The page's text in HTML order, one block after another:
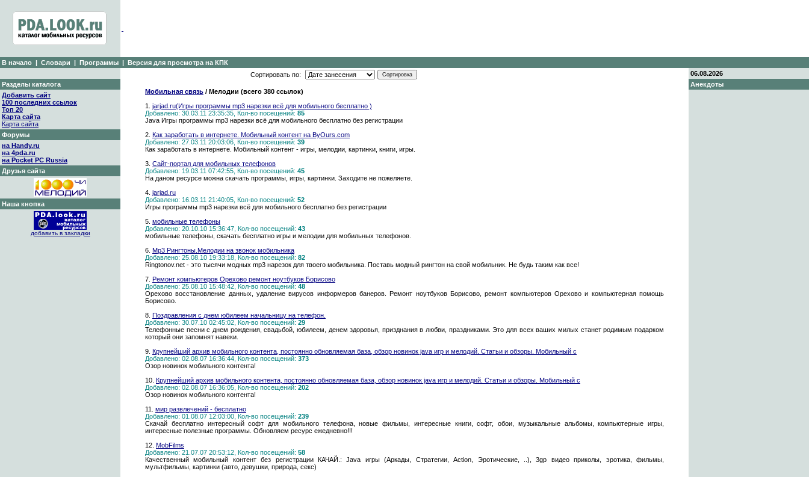
В начало | Словари | Программы | Версия для просмотра на КПК
Разделы каталога
Добавить сайт
100 последних ссылок
Топ 20
Карта сайта
Карта сайта
Форумы
на Handy.ru
на 4pda.ru
на Pocket PC Russia
Друзья сайта
Наша кнопка
добавить в закладки
Сортировать по:
Мобильная связь / Мелодии (всего 380 ссылок)
1. jarjad.ru(Игры программы mp3 нарезки всё для мобильного бесплатно )
Добавлено: 30.03.11 23:35:35, Кол-во посещений: 85
Java Игры программы mp3 нарезки всё для мобильного бесплатно без регистрации
2. Как заработать в интернете. Мобильный контент на ByOurs.com
Добавлено: 27.03.11 20:03:06, Кол-во посещений: 39
Как заработать в интернете. Мобильный контент - игры, мелодии, картинки, книги, игры.
3. Сайт-портал для мобильных телефонов
Добавлено: 19.03.11 07:42:55, Кол-во посещений: 45
На даном ресурсе можна скачать программы, игры, картинки. Заходите не пожеляете.
4. jarjad.ru
Добавлено: 16.03.11 21:40:05, Кол-во посещений: 52
Игры программы mp3 нарезки всё для мобильного бесплатно без регистрации
5. мобильные телефоны
Добавлено: 20.10.10 15:36:47, Кол-во посещений: 43
мобильные телефоны, скачать бесплатно игры и мелодии для мобильных телефонов.
6. Mp3 Рингтоны.Мелодии на звонок мобильника
Добавлено: 25.08.10 19:33:18, Кол-во посещений: 82
Ringtonov.net - это тысячи модных mp3 нарезок для твоего мобильника. Поставь модный рингтон на свой мобильник. Не будь таким как все!
7. Ремонт компьютеров Орехово ремонт ноутбуков Борисово
Добавлено: 25.08.10 15:48:42, Кол-во посещений: 48
Орехово восстановление данных, удаление вирусов информеров банеров. Ремонт ноутбуков Борисово, ремонт компьютеров Орехово и компьютерная помощь
Борисово.
8. Поздравления с днем юбилеем начальницу на телефон.
Добавлено: 30.07.10 02:45:02, Кол-во посещений: 29
Телефонные песни с днем рождения, свадьбой, юбилеем, денем здоровья, призднания в любви, праздниками. Это для всех ваших милых станет родимым подарком
который они запомнят навеки.
9. Крупнейший архив мобильного контента, постоянно обновляемая база, обзор новинок java игр и мелодий. Статьи и обзоры. Мобильный с
Добавлено: 02.08.07 16:36:44, Кол-во посещений: 373
Озор новинок мобильного контента!
10. Крупнейший архив мобильного контента, постоянно обновляемая база, обзор новинок java игр и мелодий. Статьи и обзоры. Мобильный с
Добавлено: 02.08.07 16:36:05, Кол-во посещений: 202
Озор новинок мобильного контента!
11. мир развлечений - бесплатно
Добавлено: 01.08.07 12:03:00, Кол-во посещений: 239
Скачай бесплатно интересный софт для мобильного телефона, новые фильмы, интересные книги, софт, обои, музыкальные альбомы, компьютерные игры,
интересные полезные программы. Обновляем ресурс ежедневно!!!
12. MobFilms
Добавлено: 21.07.07 20:53:12, Кол-во посещений: 58
Качественный мобильный контент без регистрации КАЧАЙ.: Java игры (Аркады, Стратегии, Action, Эротические, ..), 3gp видео приколы, эротика, фильмы,
мультфильмы, картинки (авто, девушки, природа, секс)
06.08.2026
Анекдоты